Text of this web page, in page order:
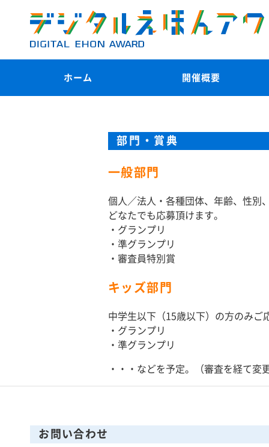
ホーム 開催概要
部門・賞典
一般部門
個人／法人・各種団体、年齢、性別
どなたでも応募頂けます。
・グランプリ
・準グランプリ
・審査員特別賞
キッズ部門
中学生以下（15歳以下）の方のみご
・グランプリ
・準グランプリ
・・・などを予定。（審査を経て変
お問い合わせ